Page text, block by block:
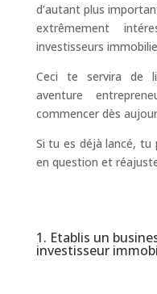
d’autant plus
extrêmement
investisseurs
Ceci te servira de
aventure
commencer dès
Si tu es déjà lancé,
en question et
1. Etablis un
investisseur